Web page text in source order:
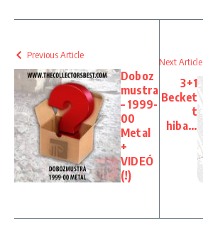
Previous Article
Doboz
mustra
– 1999-
00
Metal
+
VIDEÓ
(!)
Next Article
3+1
Becket
t
hiba…